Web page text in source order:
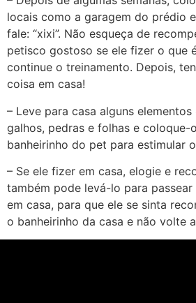
locais como a garagem do prédio
fale: “xixi”. Não esqueça de
petisco gostoso se ele fizer o que
continue o treinamento. Depois,
coisa em casa!
– Leve para casa alguns
galhos, pedras e folhas e coloque-
banheirinho do pet para estimular
– Se ele fizer em casa, elogie e
também pode levá-lo para
em casa, para que ele se sinta
o banheirinho da casa e não volte